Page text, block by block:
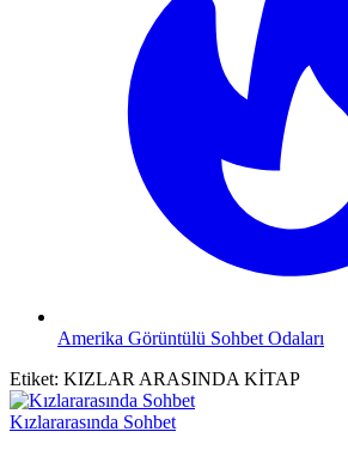
Amerika Görüntülü Sohbet Odaları
Etiket: KIZLAR ARASINDA KİTAP
Kızlararasında Sohbet